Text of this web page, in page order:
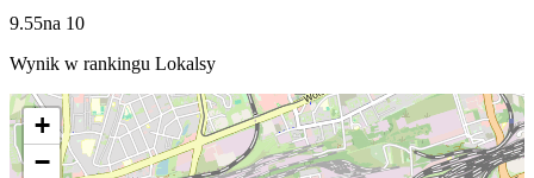
9.55na 10
Wynik w rankingu Lokalsy
+
−